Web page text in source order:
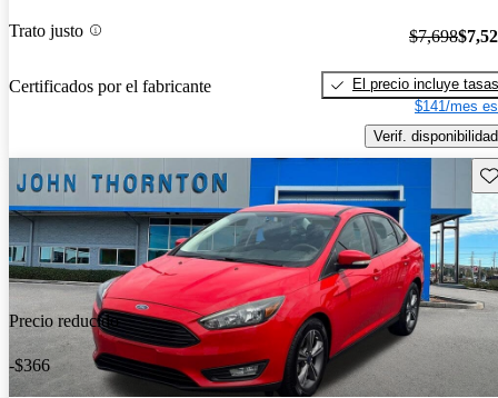
Trato justo
Certificados por el fabricante
$7,698
El precio incluye tasas
$141/mes
Verif. disponibilidad
Precio reducido
-$366